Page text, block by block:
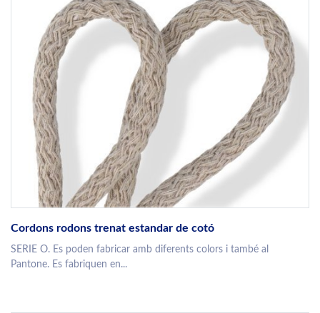
Cordons rodons trenat estandar de cotó
SERIE O. Es poden fabricar amb diferents colors i també al
Pantone. Es fabriquen en...